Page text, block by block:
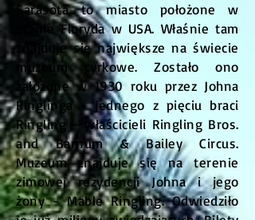
Sarasota to miasto położone w
stanie Floryda w USA. Właśnie tam
znajduje się największe na świecie
muzeum cyrkowe. Zostało ono
założone w 1930 roku przez Johna
Ringlinga - jednego z pięciu braci
Ringling - właścicieli Ringling Bros.
and Barnum & Bailey Circus.
Muzeum znajduje się na terenie
zimowej rezydencji Johna i jego
żony - Mable Ringling. Odwiedziło